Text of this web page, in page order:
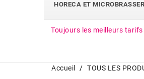
HORECA ET
Toujours les meilleurs tarifs
Accueil TOUS LES